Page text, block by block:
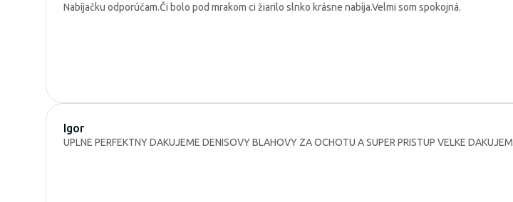
Nabíjačku odporúčam.Či bolo pod mrakom ci žiarilo slnko krásne nabíja.Velmi som spokojná.
Igor
UPLNE PERFEKTNY DAKUJEME DENISOVY BLAHOVY ZA OCHOTU A SUPER PRISTUP VELKE DAKUJEM